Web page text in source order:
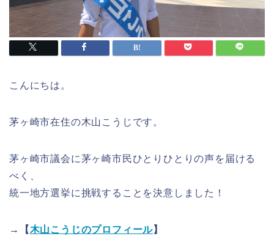
こんにちは。
茅ヶ崎市在住の木山こうじです。
茅ヶ崎市議会に茅ヶ崎市民ひとりひとりの声を届ける
べく、
統一地方選挙に挑戦することを決意しました！
→【木山こうじのプロフィール】